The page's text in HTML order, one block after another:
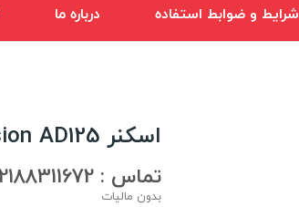
شرایط و ضوابط استفاده درباره ما
اسکنر Avision AD125
تماس : 02188311672-02188491013
بدون مالیات